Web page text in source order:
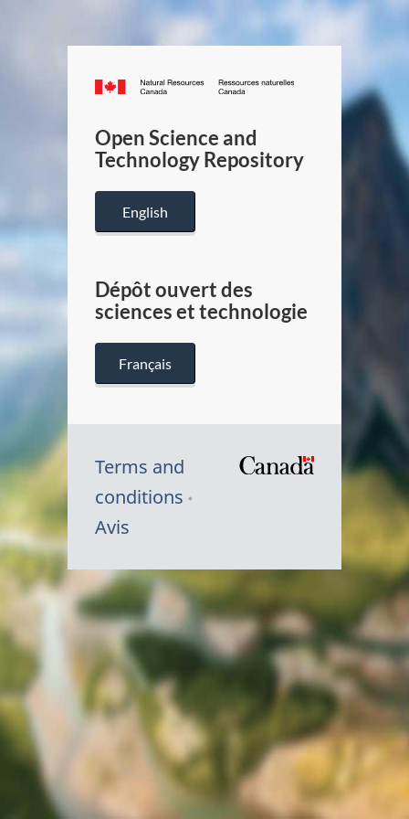
Canada.ca
/
Canada
Open Science and
Technology Repository
English
Dépôt ouvert des
sciences et technologie
Français
Terms and
conditions
Avis
Canada